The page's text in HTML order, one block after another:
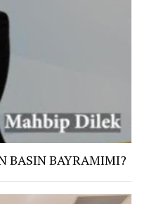
BASIN BAYRAMIMI?